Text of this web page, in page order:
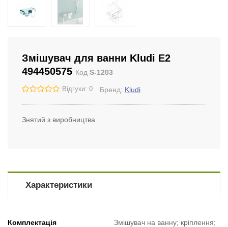
Змішувач для ванни Kludi E2
494450575 Код S-1203
Відгуки: 0 Бренд: Kludi
Знятий з виробництва
Характеристики
Комплектація
Змішувач на ванну; кріплення;